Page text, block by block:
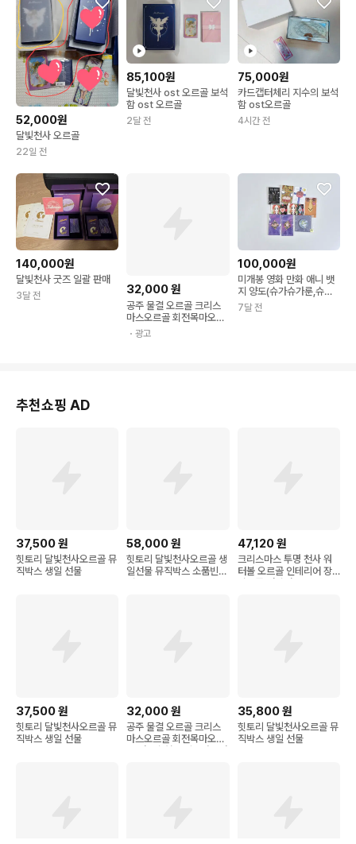
52,000원
달빛천사 오르골
22일 전
85,100원
달빛천사 ost 오르골 보석
함 ost 오르골
2달 전
75,000원
카드캡터체리 지수의 보석
함 ost오르골
4시간 전
140,000원
달빛천사 굿즈 일괄 판매
3달 전 32,000원
공주 물결 오르골 크리스
마스오르골 회전목마오르
골 선물추천 크리스마스선
물 오르골만들기
・광고
100,000원
미개봉 영화 만화 애니 뱃
지 양도(슈가슈가룬,슈가
룬,해리포터,달빛천사)
7달 전
추천쇼핑 AD
37,500원
힛토리 달빛천사오르골 뮤
직박스 생일 선물
58,000원
힛토리 달빛천사오르골 생
일선물 뮤직박스 소품빈티
47,120원
크리스마스 투명 천사 워
터볼 오르골 인테리어 장
37,500원
힛토리 달빛천사오르골 뮤
직박스 생일 선물
32,000원
공주 물결 오르골 크리스
마스오르골 회전목마오르
골 선물추천 크리스마스선
35,800원
힛토리 달빛천사오르골 뮤
직박스 생일 선물